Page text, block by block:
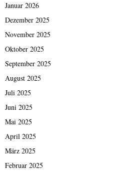
Januar 2026
Dezember 2025
November 2025
Oktober 2025
September 2025
August 2025
Juli 2025
Juni 2025
Mai 2025
April 2025
März 2025
Februar 2025